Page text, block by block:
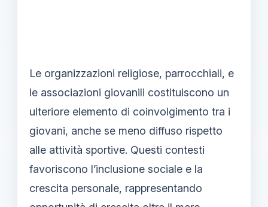
Le organizzazioni religiose, parrocchiali, e
le associazioni giovanili costituiscono un
ulteriore elemento di coinvolgimento tra i
giovani, anche se meno diffuso rispetto
alle attività sportive. Questi contesti
favoriscono l’inclusione sociale e la
crescita personale, rappresentando